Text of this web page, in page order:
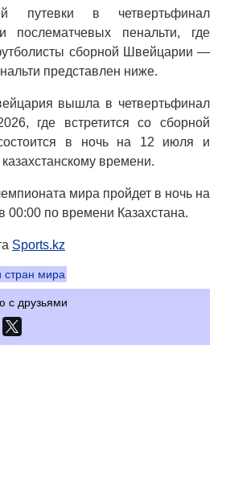
путевки в четвертьфинал
послематчевых пенальти, где
сборной Швейцарии —
представлен ниже.
вышла в четвертьфинал
где встретится со сборной
в ночь на 12 июля и
времени.
мира пройдет в ночь на
00:00 по времени Казахстана.
Sports.kz
стран мира
с друзьями